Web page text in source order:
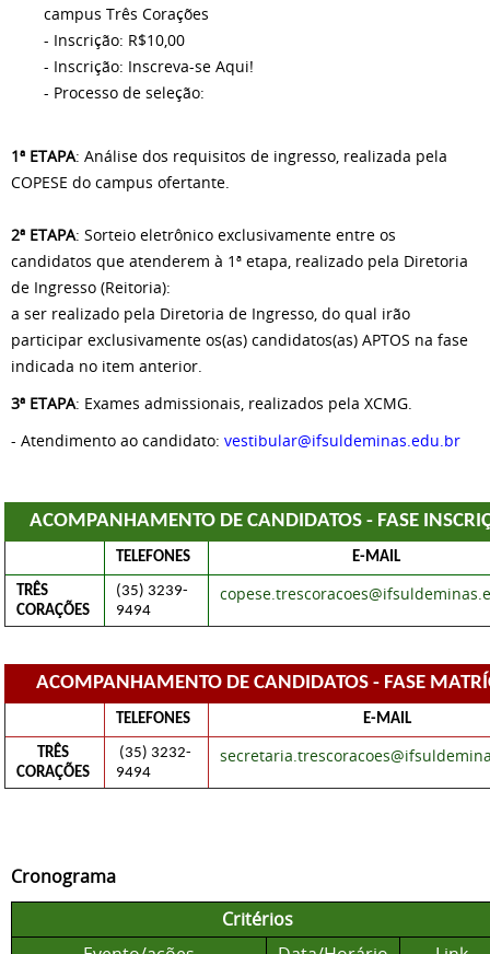
campus Três Corações
- Inscrição: R$10,00
- Inscrição: Inscreva-se Aqui!
- Processo de seleção:
1ª ETAPA: Análise dos requisitos de ingresso, realizada pela
COPESE do campus ofertante.
2ª ETAPA: Sorteio eletrônico exclusivamente entre os
candidatos que atenderem à 1ª etapa, realizado pela Diretoria
de Ingresso (Reitoria):
a ser realizado pela Diretoria de Ingresso, do qual irão
participar exclusivamente os(as) candidatos(as) APTOS na fase
indicada no item anterior.
3ª ETAPA: Exames admissionais, realizados pela XCMG.
- Atendimento ao candidato: vestibular@ifsuldeminas.edu.br
ACOMPANHAMENTO DE CANDIDATOS - FASE
TELEFONES E-MAIL
TRÊS
CORAÇÕES
(35) 3239-
9494
ACOMPANHAMENTO DE CANDIDATOS - FASE
TELEFONES E-MAIL
TRÊS
CORAÇÕES
9494
Cronograma
Critérios